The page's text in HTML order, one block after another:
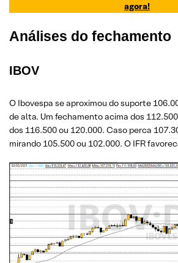
agora!
Análises do fechamento
IBOV
O Ibovespa se aproximou do suporte
de alta. Um fechamento acima dos
dos 116.500 ou 120.000. Caso perca
mirando 105.500 ou 102.000. O IFR